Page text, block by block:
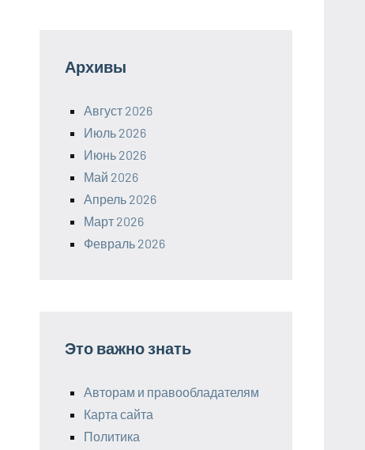
Архивы
Август 2026
Июль 2026
Июнь 2026
Май 2026
Апрель 2026
Март 2026
Февраль 2026
Это важно знать
Авторам и правообладателям
Карта сайта
Политика